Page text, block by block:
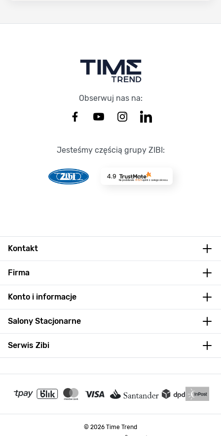
Obserwuj nas na:
Jesteśmy częścią grupy ZIBI:
4.9
Na podstawie 8725opinii z całego okresu
Kontakt
Firma
Konto i informacje
Salony Stacjonarne
Serwis Zibi
© 2026 Time Trend